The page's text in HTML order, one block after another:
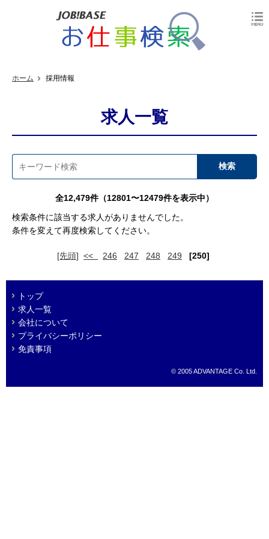
ホーム 採用情報
求人一覧
全12,479件（12801〜12479件を表示中）
検索条件に該当する求人がありませんでした。
条件を変えて再度検索してください。
[先頭] << 246 247 248 249 [250]
トップ
求人一覧
会社について
プライバシーポリシー
免責事項
© 2005 ADVANTAGE Co. Ltd.